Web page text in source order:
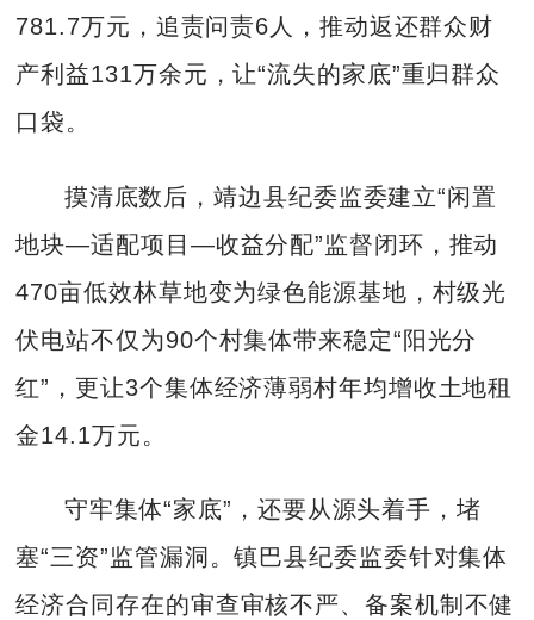
781.7万元，追责问责6人，推动返还群众财
产利益131万余元，让“流失的家底”重归群众
口袋。
摸清底数后，靖边县纪委监委建立“闲置
地块—适配项目—收益分配”监督闭环，推动
470亩低效林草地变为绿色能源基地，村级光
伏电站不仅为90个村集体带来稳定“阳光分
红”，更让3个集体经济薄弱村年均增收土地租
金14.1万元。
守牢集体“家底”，还要从源头着手，堵
塞“三资”监管漏洞。镇巴县纪委监委针对集体
经济合同存在的审查审核不严、备案机制不健